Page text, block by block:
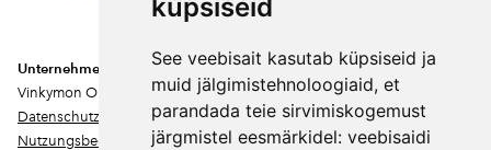
küpsiseid
See veebisait kasutab küpsiseid ja
muid jälgimistehnoloogiaid, et
parandada teie sirvimiskogemust
järgmistel eesmärkidel: veebisaidi
zu. Sie können sich jederzeit abmelden.
Unternehmen
Vinkymon OÜ
Datenschutz
Nutzungsbedingungen